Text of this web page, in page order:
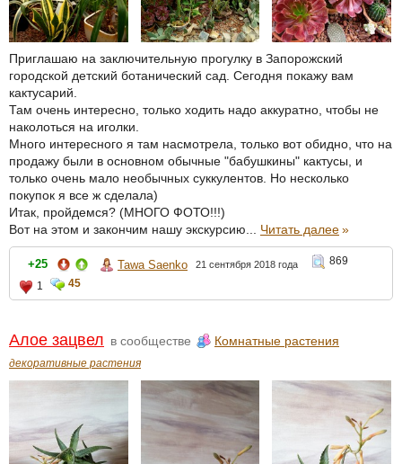
Приглашаю на заключительную прогулку в Запорожский
городской детский ботанический сад. Сегодня покажу вам
кактусарий.
Там очень интересно, только ходить надо аккуратно, чтобы не
наколоться на иголки.
Много интересного я там насмотрела, только вот обидно, что на
продажу были в основном обычные "бабушкины" кактусы, и
только очень мало необычных суккулентов. Но несколько
покупок я все ж сделала)
Итак, пройдемся? (МНОГО ФОТО!!!)
Вот на этом и закончим нашу экскурсию... Читать далее»
+25 Tawa Saenko 21 сентября 2018 года
869
1
45
Алое зацвел в сообществе Комнатные растения
декоративные растения